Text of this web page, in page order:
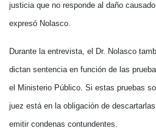
justicia que no responde al daño causado
expresó Nolasco.
Durante la entrevista, el Dr. Nolasco
dictan sentencia en función de las
el Ministerio Público. Si estas pruebas
juez está en la obligación de
emitir condenas contundentes.